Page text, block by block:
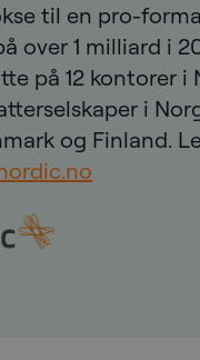
til en pro-forma
over 1 milliard i
på 12 kontorer i
i
og Finland.